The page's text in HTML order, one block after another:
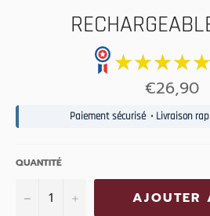
★★★★★
★★★★★
Prix
normal
€26,90
Paiement sécurisé • Livraison
QUANTITÉ
− + AJOUTER